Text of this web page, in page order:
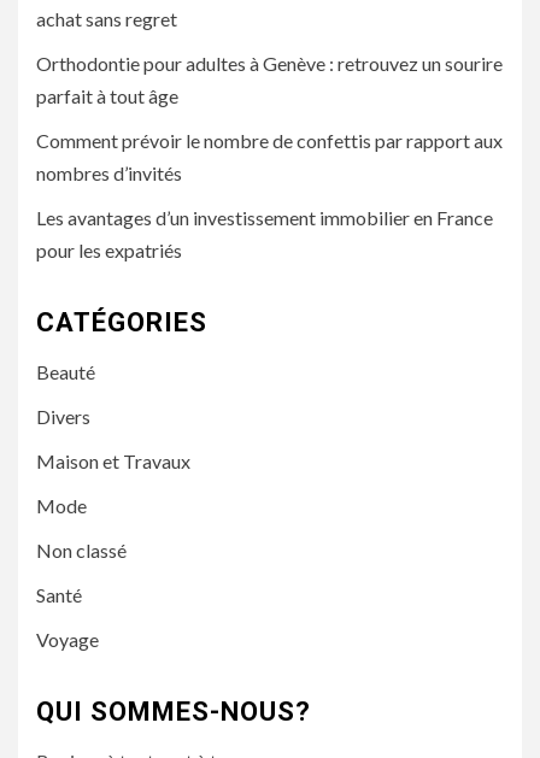
achat sans regret
Orthodontie pour adultes à Genève : retrouvez un sourire
parfait à tout âge
Comment prévoir le nombre de confettis par rapport aux
nombres d’invités
Les avantages d’un investissement immobilier en France
pour les expatriés
CATÉGORIES
Beauté
Divers
Maison et Travaux
Mode
Non classé
Santé
Voyage
QUI SOMMES-NOUS?